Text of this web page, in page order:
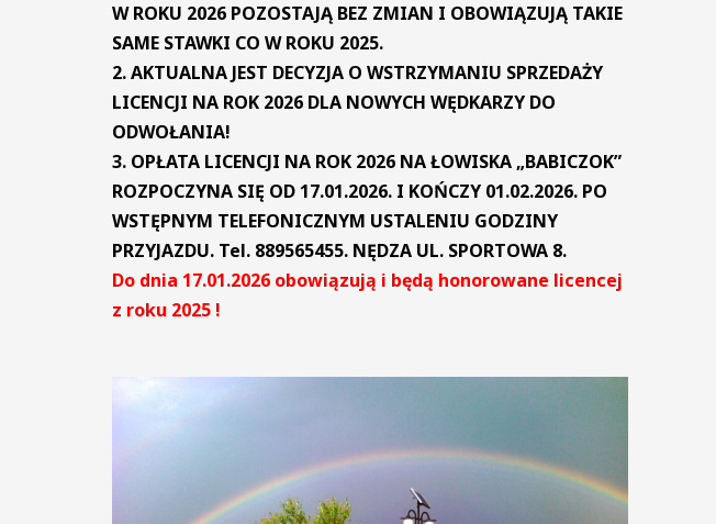
W ROKU 2026 POZOSTAJĄ BEZ ZMIAN I OBOWIĄZUJĄ TAKIE
SAME STAWKI CO W ROKU 2025.
2. AKTUALNA JEST DECYZJA O WSTRZYMANIU SPRZEDAŻY
LICENCJI NA ROK 2026 DLA NOWYCH WĘDKARZY DO
ODWOŁANIA!
3. OPŁATA LICENCJI NA ROK 2026 NA ŁOWISKA „BABICZOK”
ROZPOCZYNA SIĘ OD 17.01.2026. I KOŃCZY 01.02.2026. PO
WSTĘPNYM TELEFONICZNYM USTALENIU GODZINY
PRZYJAZDU. Tel. 889565455. NĘDZA UL. SPORTOWA 8.
Do dnia 17.01.2026 obowiązują i będą honorowane licencej
z roku 2025 !